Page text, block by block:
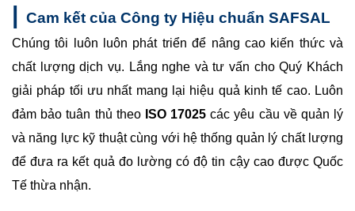
| Cam kết của Công ty Hiệu chuẩn SAFSAL
Chúng tôi luôn luôn phát triển để nâng cao kiến thức và
chất lượng dịch vụ. Lắng nghe và tư vấn cho Quý Khách
giải pháp tối ưu nhất mang lại hiệu quả kinh tế cao. Luôn
đảm bảo tuân thủ theo ISO 17025 các yêu cầu về quản lý
và năng lực kỹ thuật cùng với hệ thống quản lý chất lượng
để đưa ra kết quả đo lường có độ tin cậy cao được Quốc
Tế thừa nhận.